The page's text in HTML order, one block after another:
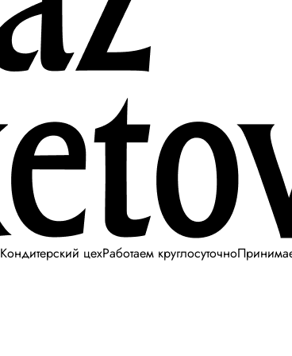
Кондитерский цехРаботаем круглосуточно